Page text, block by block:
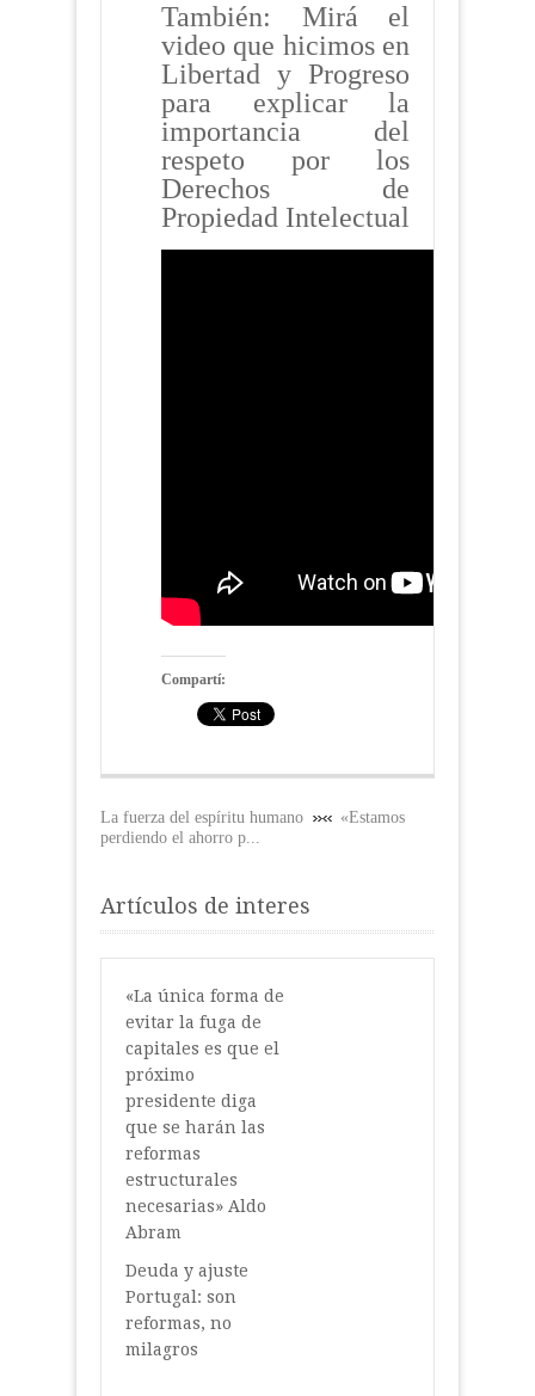
También: Mirá el
video que hicimos en
Libertad y Progreso
para explicar la
importancia del
respeto por los
Derechos de
Propiedad Intelectual
Compartí:
La fuerza del espíritu humano
«Estamos
perdiendo el ahorro p...
Artículos de interes
«La única forma de
evitar la fuga de
capitales es que el
próximo
presidente diga
que se harán las
reformas
estructurales
necesarias» Aldo
Abram
Deuda y ajuste
Portugal: son
reformas, no
milagros